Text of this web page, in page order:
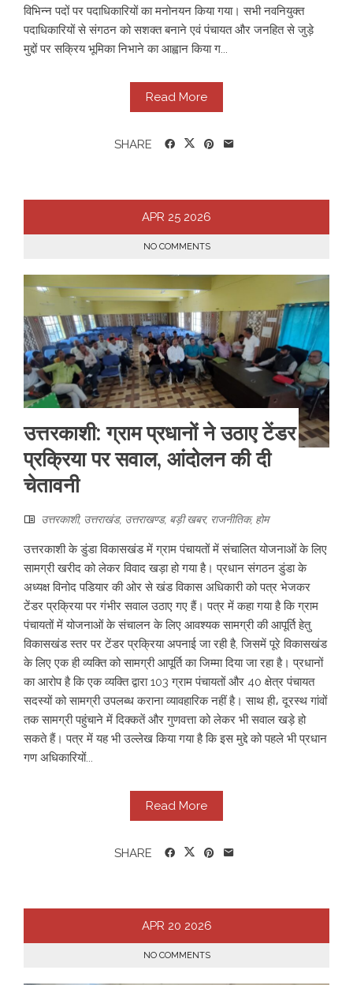
विभिन्न पदों पर पदाधिकारियों का मनोनयन किया गया। सभी नवनियुक्त
पदाधिकारियों से संगठन को सशक्त बनाने एवं पंचायत और जनहित से जुड़े
मुद्दों पर सक्रिय भूमिका निभाने का आह्वान किया ग...
Read More
SHARE
APR 25 2026
NO COMMENTS
उत्तरकाशी: ग्राम प्रधानों ने उठाए टेंडर
प्रक्रिया पर सवाल, आंदोलन की दी
चेतावनी
उत्तरकाशी, उत्तराखंड, उत्तराखण्ड, बड़ी खबर, राजनीतिक, होम
उत्तरकाशी के डुंडा विकासखंड में ग्राम पंचायतों में संचालित योजनाओं के लिए
सामग्री खरीद को लेकर विवाद खड़ा हो गया है। प्रधान संगठन डुंडा के
अध्यक्ष विनोद पडियार की ओर से खंड विकास अधिकारी को पत्र भेजकर
टेंडर प्रक्रिया पर गंभीर सवाल उठाए गए हैं। पत्र में कहा गया है कि ग्राम
पंचायतों में योजनाओं के संचालन के लिए आवश्यक सामग्री की आपूर्ति हेतु
विकासखंड स्तर पर टेंडर प्रक्रिया अपनाई जा रही है, जिसमें पूरे विकासखंड
के लिए एक ही व्यक्ति को सामग्री आपूर्ति का जिम्मा दिया जा रहा है। प्रधानों
का आरोप है कि एक व्यक्ति द्वारा 103 ग्राम पंचायतों और 40 क्षेत्र पंचायत
सदस्यों को सामग्री उपलब्ध कराना व्यावहारिक नहीं है। साथ ही، दूरस्थ गांवों
तक सामग्री पहुंचाने में दिक्कतें और गुणवत्ता को लेकर भी सवाल खड़े हो
सकते हैं। पत्र में यह भी उल्लेख किया गया है कि इस मुद्दे को पहले भी प्रधान
गण अधिकारियों...
Read More
SHARE
APR 20 2026
NO COMMENTS